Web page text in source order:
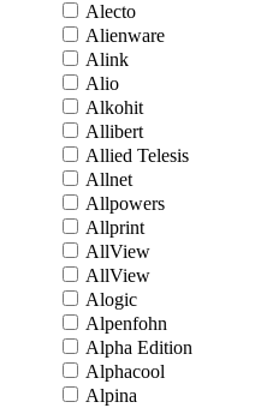
Alecto
Alienware
Alink
Alio
Alkohit
Allibert
Allied Telesis
Allnet
Allpowers
Allprint
AllView
AllView
Alogic
Alpenfohn
Alpha Edition
Alphacool
Alpina